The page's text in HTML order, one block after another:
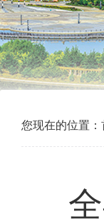
您现在的位置：